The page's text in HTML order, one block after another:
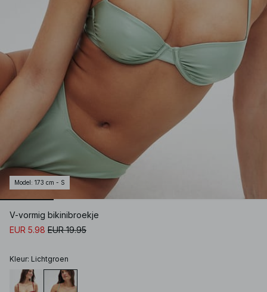
Model : 173 cm - S
V-vormig bikinibroekje
EUR 5.98 EUR 19.95
Kleur: Lichtgroen